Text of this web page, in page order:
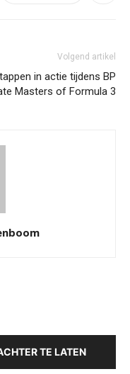
Volgend artikel
in actie tijdens BP
Masters of Formula 3
TE LATEN